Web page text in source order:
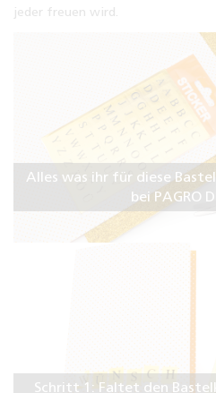
jeder freuen wird.
Alles was ihr für diese
bei PAGRO
Schritt 1: Faltet den